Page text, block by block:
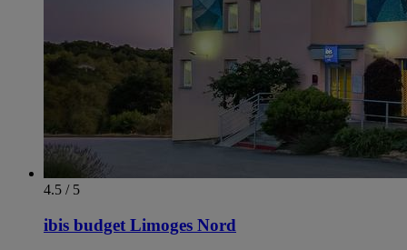
4.5 / 5
ibis budget Limoges Nord